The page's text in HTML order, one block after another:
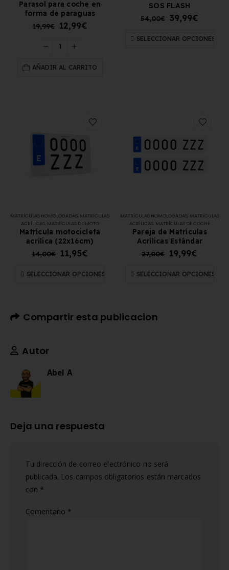
Parasol para coche en
forma de paraguas
19,99€ 12,99€
AÑADIR AL CARRITO
SOS FLASH
54,00€ 39,99€
SELECCIONAR OPCIONES
MATRÍCULAS HOMOLOGADAS, MATRÍCULAS
ACRÍLICAS, MATRÍCULAS DE MOTO
Matrícula motocicleta
acrílica (22x16cm)
14,00€ 11,95€
SELECCIONAR OPCIONES
MATRÍCULAS HOMOLOGADAS, MATRÍCULAS
ACRÍLICAS, MATRÍCULAS DE COCHE
Pareja de Matrículas
Acrílicas Estándar
27,00€ 19,99€
SELECCIONAR OPCIONES
Compartir esta publicacion
Autor
Abel A
Deja una respuesta
Tu dirección de correo electrónico no será
publicada. Los campos obligatorios están marcados
con *
Comentario *